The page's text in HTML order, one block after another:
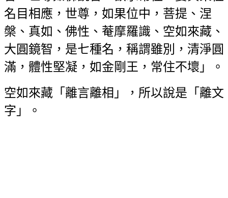
名目相應，世尊，如果位中，菩提、涅
槃、真如、佛性、菴摩羅識、空如來藏、
大圓鏡智，是七種名，稱謂雖別，清淨圓
滿，體性堅凝，如金剛王，常住不壞」。
空如來藏「離言離相」，所以說是「離文
字」。